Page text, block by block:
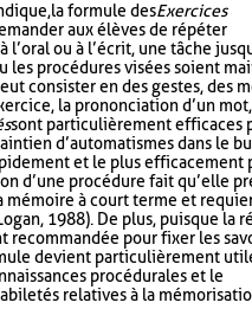
la formule desExercices
aux élèves de répéter
l’oral ou à l’écrit, une tâche
les procédures visées soient
consister en des gestes, des
la prononciation d’un
sont particulièrement efficaces
d’automatismes dans le
et le plus efficacement
d’une procédure fait qu’elle
mémoire à court terme et
1988). De plus, puisque la
recommandée pour fixer les
devient particulièrement
procédurales et le
relatives à la